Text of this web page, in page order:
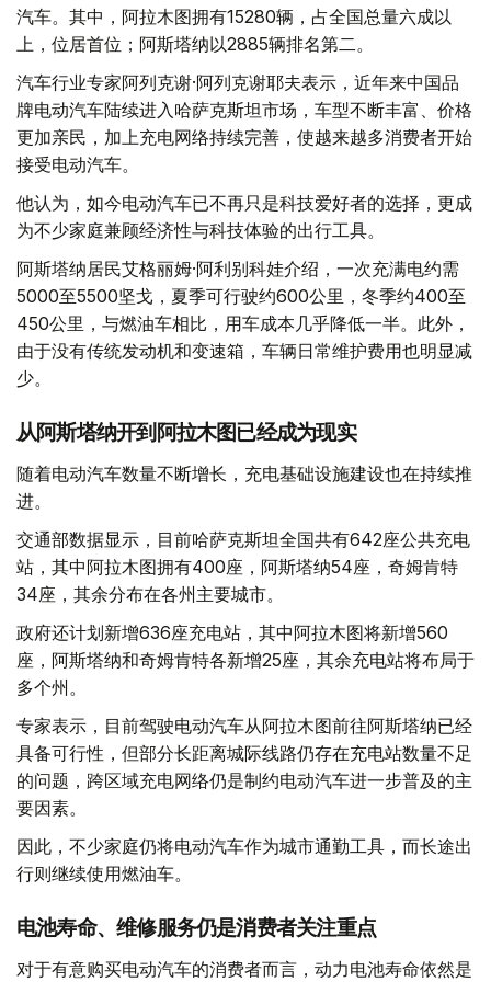
汽车。其中，阿拉木图拥有15280辆，占全国总量六成以
上，位居首位；阿斯塔纳以2885辆排名第二。
汽车行业专家阿列克谢·阿列克谢耶夫表示，近年来中国品
牌电动汽车陆续进入哈萨克斯坦市场，车型不断丰富、价格
更加亲民，加上充电网络持续完善，使越来越多消费者开始
接受电动汽车。
他认为，如今电动汽车已不再只是科技爱好者的选择，更成
为不少家庭兼顾经济性与科技体验的出行工具。
阿斯塔纳居民艾格丽姆·阿利别科娃介绍，一次充满电约需
5000至5500坚戈，夏季可行驶约600公里，冬季约400至
450公里，与燃油车相比，用车成本几乎降低一半。此外，
由于没有传统发动机和变速箱，车辆日常维护费用也明显减
少。
从阿斯塔纳开到阿拉木图已经成为现实
随着电动汽车数量不断增长，充电基础设施建设也在持续推
进。
交通部数据显示，目前哈萨克斯坦全国共有642座公共充电
站，其中阿拉木图拥有400座，阿斯塔纳54座，奇姆肯特
34座，其余分布在各州主要城市。
政府还计划新增636座充电站，其中阿拉木图将新增560
座，阿斯塔纳和奇姆肯特各新增25座，其余充电站将布局于
多个州。
专家表示，目前驾驶电动汽车从阿拉木图前往阿斯塔纳已经
具备可行性，但部分长距离城际线路仍存在充电站数量不足
的问题，跨区域充电网络仍是制约电动汽车进一步普及的主
要因素。
因此，不少家庭仍将电动汽车作为城市通勤工具，而长途出
行则继续使用燃油车。
电池寿命、维修服务仍是消费者关注重点
对于有意购买电动汽车的消费者而言，动力电池寿命依然是